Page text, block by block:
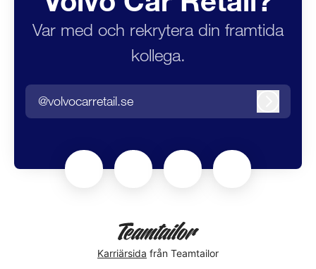
Var med och rekrytera din framtida
kollega.
@volvocarretail.se
Karriärsida från Teamtailor